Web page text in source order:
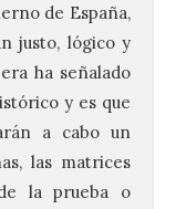
de España,
justo, lógico y
ha señalado
y es que
a cabo un
las matrices
la prueba o